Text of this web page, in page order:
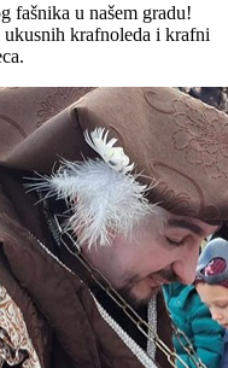
fašnika u našem gradu!
krafnoleda i krafni